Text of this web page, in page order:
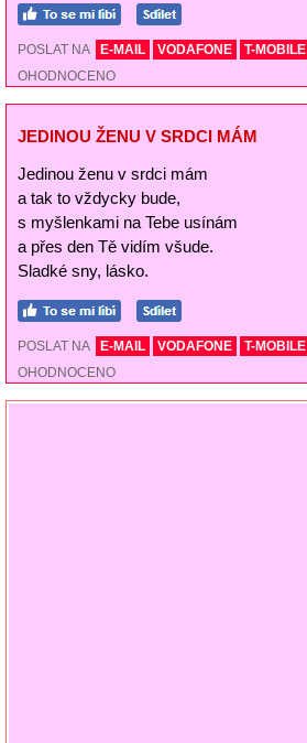
POSLAT NA E-MAIL VODAFONE T-MOBILE
OHODNOCENO
JEDINOU ŽENU V SRDCI MÁM
Jedinou ženu v srdci mám
a tak to vždycky bude,
s myšlenkami na Tebe usínám
a přes den Tě vidím všude.
Sladké sny, lásko.
POSLAT NA E-MAIL VODAFONE T-MOBILE
OHODNOCENO